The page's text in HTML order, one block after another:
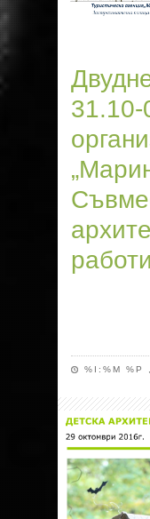
31.10-
%I:%M %P